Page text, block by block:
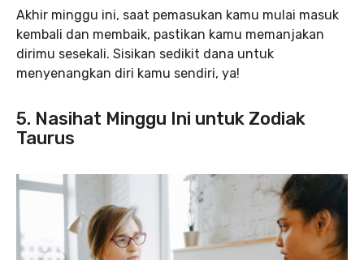
Akhir minggu ini, saat pemasukan kamu mulai masuk
kembali dan membaik, pastikan kamu memanjakan
dirimu sesekali. Sisikan sedikit dana untuk
menyenangkan diri kamu sendiri, ya!
5. Nasihat Minggu Ini untuk Zodiak
Taurus